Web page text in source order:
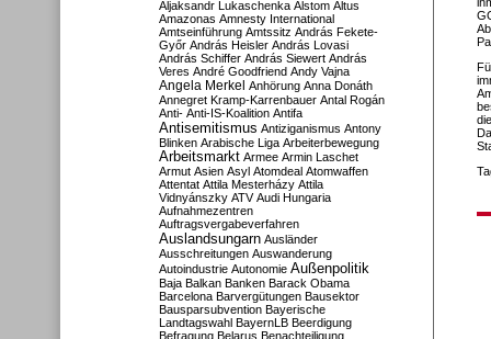
Aljaksandr Lukaschenka Alstom Altus
Amazonas Amnesty International
Amtseinführung Amtssitz András Fekete-
Győr András Heisler András Lovasi
András Schiffer András Siewert András
Veres André Goodfriend Andy Vajna
Angela Merkel Anhörung Anna Donáth
Annegret Kramp-Karrenbauer Antal Rogán
Anti- Anti-IS-Koalition Antifa
Antisemitismus Antiziganismus Antony
Blinken Arabische Liga Arbeiterbewegung
Arbeitsmarkt Armee Armin Laschet
Armut Asien Asyl Atomdeal Atomwaffen
Attentat Attila Mesterházy Attila
Vidnyánszky ATV Audi Hungaria
Aufnahmezentren
Auftragsvergabeverfahren
Auslandsungarn Ausländer
Ausschreitungen Auswanderung
Autoindustrie Autonomie Außenpolitik
Baja Balkan Banken Barack Obama
Barcelona Barvergütungen Bausektor
Bausparsubvention Bayerische
Landtagswahl BayernLB Beerdigung
Befragung Belarus Benachteiligung